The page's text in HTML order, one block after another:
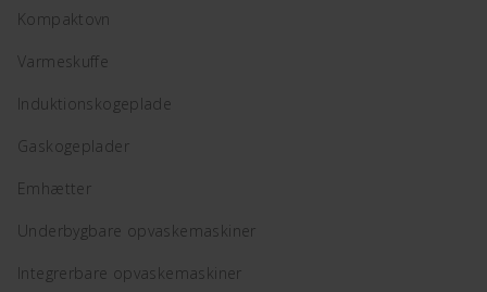
Kompaktovn
Varmeskuffe
Induktionskogeplade
Gaskogeplader
Emhætter
Underbygbare opvaskemaskiner
Integrerbare opvaskemaskiner